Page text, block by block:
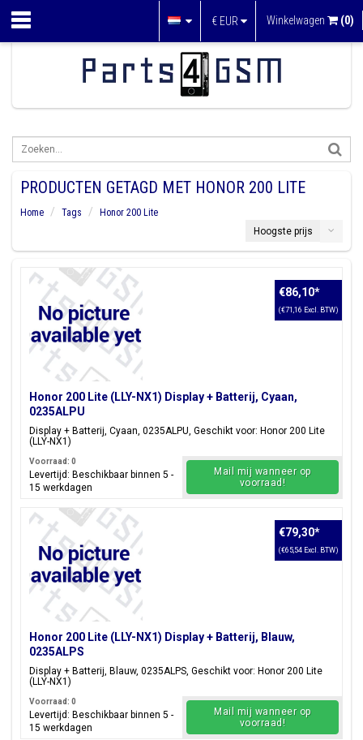
€ EUR Winkelwagen (0)
PRODUCTEN GETAGD MET HONOR 200 LITE
Home Tags
Honor 200 Lite
Hoogste prijs
Honor 200 Lite (LLY-NX1) Display + Batterij, Cyaan,
0235ALPU
Display + Batterij, Cyaan, 0235ALPU, Geschikt voor: Honor 200 Lite
(LLY-NX1)
€86,10*
(€71,16 Excl. BTW)
Voorraad: 0
Levertijd: Beschikbaar binnen 5 -
15 werkdagen
Mail mij wanneer op
voorraad!
Honor 200 Lite (LLY-NX1) Display + Batterij, Blauw,
0235ALPS
Display + Batterij, Blauw, 0235ALPS, Geschikt voor: Honor 200 Lite
(LLY-NX1)
€79,30*
(€65,54 Excl. BTW)
Voorraad: 0
Levertijd: Beschikbaar binnen 5 -
15 werkdagen
Mail mij wanneer op
voorraad!